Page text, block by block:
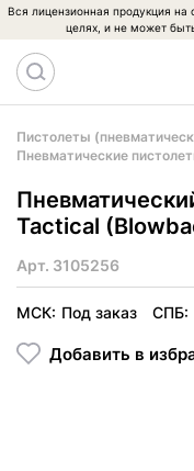
Вся лицензионная продукция
целях, и не может
Пистолеты
Пневматические
Tactical
Арт. 3105256
МСК: Под заказ СПБ:
Добавить в